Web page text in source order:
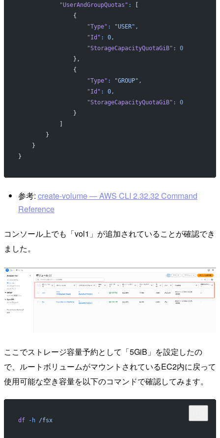
            "UserAndGroupQuotas"
:
                {
                    "Type"
:
"USER",
                    "Id"
:
0,
                    "StorageCapacityQuotaGiB"
:
0
                },
                {
                    "Type"
:
"GROUP",
                    "Id"
:
0,
                    "StorageCapacityQuotaGiB"
:
0
                }
        }
    }
}
参考: create-volume — AWS CLI 2.32.32 Command
Reference
コンソール上でも「vol1」が追加されていることが確認でき
ました。
ここでストレージ容量予約として「5GiB」を設定したの
で、ルートボリュームがマウントされているEC2内に戻って
使用可能な空き容量を以下のコマンドで確認してみます。
df -h /fsx